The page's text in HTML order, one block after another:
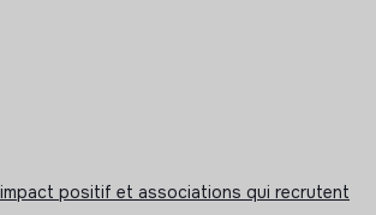
positif et associations qui recrutent